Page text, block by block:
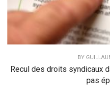
BY
Recul des droits syndicaux
pas